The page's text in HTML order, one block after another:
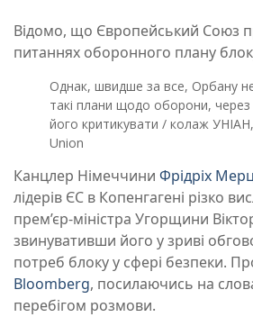
Відомо, що Європейський Союз
питаннях оборонного плану
Однак, швидше за все, Орбану
такі плани щодо оборони,
його критикувати / колаж
Union
Канцлер Німеччини Фрідріх
лідерів ЄС в Копенгагені різко
прем’єр-міністра Угорщини
звинувативши його у зриві
потреб блоку у сфері безпеки.
Bloomberg, посилаючись на слова
перебігом розмови.